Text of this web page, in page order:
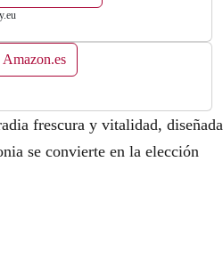
Amazon.es
frescura y vitalidad, diseñada
se convierte en la elección